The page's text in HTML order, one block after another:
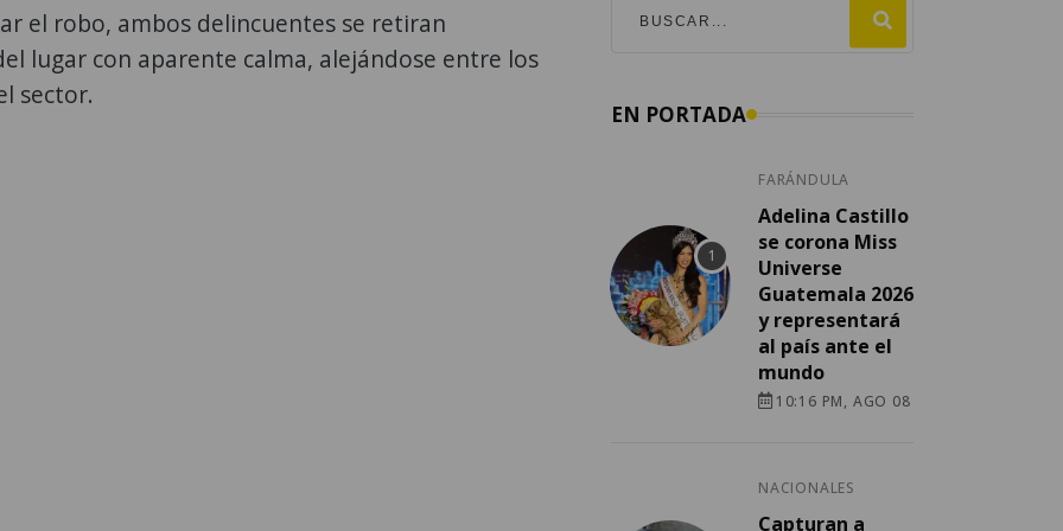
el robo, ambos delincuentes se retiran
lugar con aparente calma, alejándose entre los
sector.
EN PORTADA
FARÁNDULA
Adelina Castillo
se corona Miss
Universe
Guatemala 2026
y representará
al país ante el
mundo
10:16 PM, AGO 08
NACIONALES
Capturan a